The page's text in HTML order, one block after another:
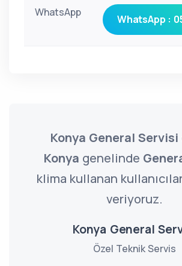
WhatsApp
WhatsApp :
Konya General Servisi
Konya genelinde
klima kullanan
veriyoruz.
Konya General
Özel Teknik Servis